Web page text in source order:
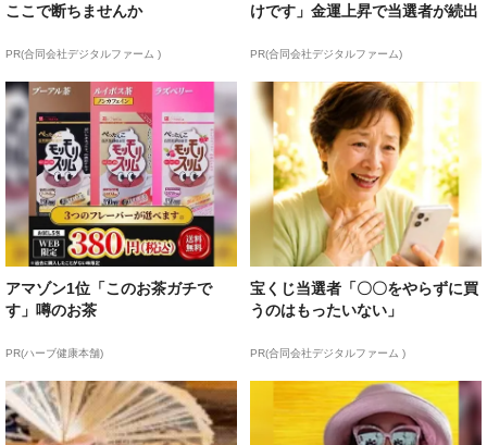
ここで断ちませんか
PR(合同会社デジタルファーム )
けです」金運上昇で当選者が続出
PR(合同会社デジタルファーム)
アマゾン1位「このお茶ガチで
す」噂のお茶
PR(ハーブ健康本舗)
宝くじ当選者「〇〇をやらずに買
うのはもったいない」
PR(合同会社デジタルファーム )